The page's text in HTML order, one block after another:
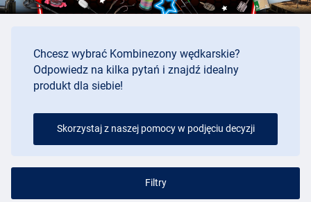
Chcesz wybrać Kombinezony wędkarskie?
Odpowiedz na kilka pytań i znajdź idealny
produkt dla siebie!
Skorzystaj z naszej pomocy w podjęciu decyzji
Filtry